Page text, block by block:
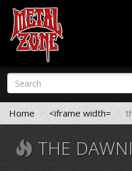
Skip
main
content
Search
form
Search
Home <iframe width=
THE